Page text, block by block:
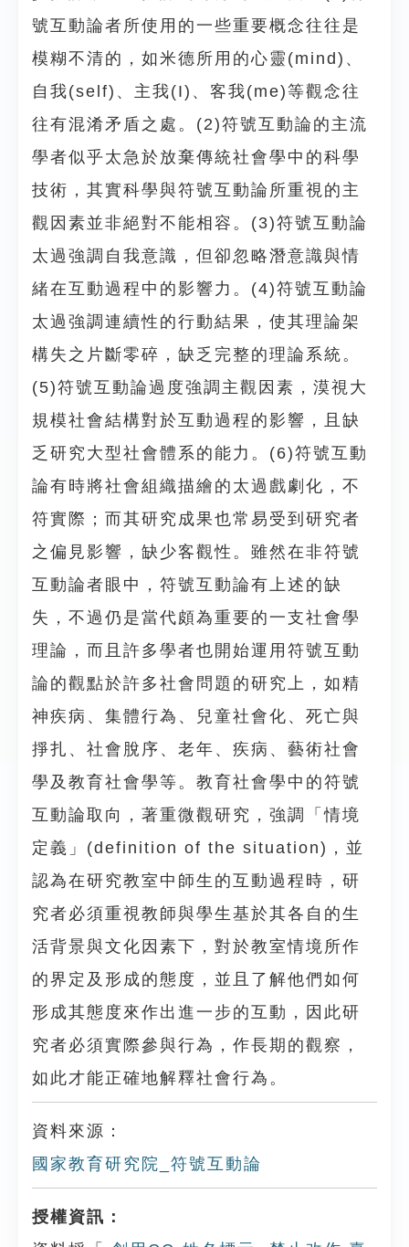
號互動論者所使用的一些重要概念往往是
模糊不清的，如米德所用的心靈(mind)、
自我(self)、主我(I)、客我(me)等觀念往
往有混淆矛盾之處。(2)符號互動論的主流
學者似乎太急於放棄傳統社會學中的科學
技術，其實科學與符號互動論所重視的主
觀因素並非絕對不能相容。(3)符號互動論
太過強調自我意識，但卻忽略潛意識與情
緒在互動過程中的影響力。(4)符號互動論
太過強調連續性的行動結果，使其理論架
構失之片斷零碎，缺乏完整的理論系統。
(5)符號互動論過度強調主觀因素，漠視大
規模社會結構對於互動過程的影響，且缺
乏研究大型社會體系的能力。(6)符號互動
論有時將社會組織描繪的太過戲劇化，不
符實際；而其研究成果也常易受到研究者
之偏見影響，缺少客觀性。雖然在非符號
互動論者眼中，符號互動論有上述的缺
失，不過仍是當代頗為重要的一支社會學
理論，而且許多學者也開始運用符號互動
論的觀點於許多社會問題的研究上，如精
神疾病、集體行為、兒童社會化、死亡與
掙扎、社會脫序、老年、疾病、藝術社會
學及教育社會學等。教育社會學中的符號
互動論取向，著重微觀研究，強調「情境
定義」(definition of the situation)，並
認為在研究教室中師生的互動過程時，研
究者必須重視教師與學生基於其各自的生
活背景與文化因素下，對於教室情境所作
的界定及形成的態度，並且了解他們如何
形成其態度來作出進一步的互動，因此研
究者必須實際參與行為，作長期的觀察，
如此才能正確地解釋社會行為。
資料來源：
國家教育研究院_符號互動論
授權資訊：